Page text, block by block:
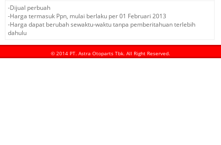
-Dijual perbuah
-Harga termasuk Ppn, mulai berlaku per 01 Februari 2013
-Harga dapat berubah sewaktu-waktu tanpa pemberitahuan terlebih
dahulu
© 2014 PT. Astra Otoparts Tbk. All Right Reserved.